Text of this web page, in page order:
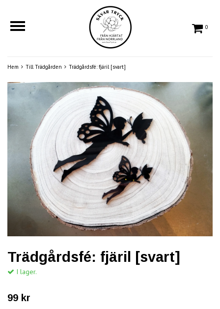
0
Hem Till Trädgården Trädgårdsfé: fjäril [svart]
Trädgårdsfé: fjäril [svart]
I lager.
99 kr